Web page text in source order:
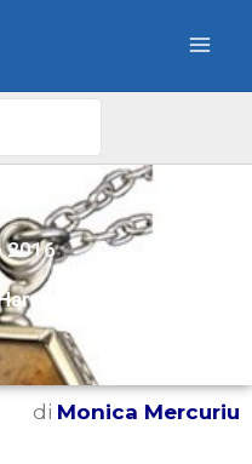
2016
Potter
di Monica Mercuriu